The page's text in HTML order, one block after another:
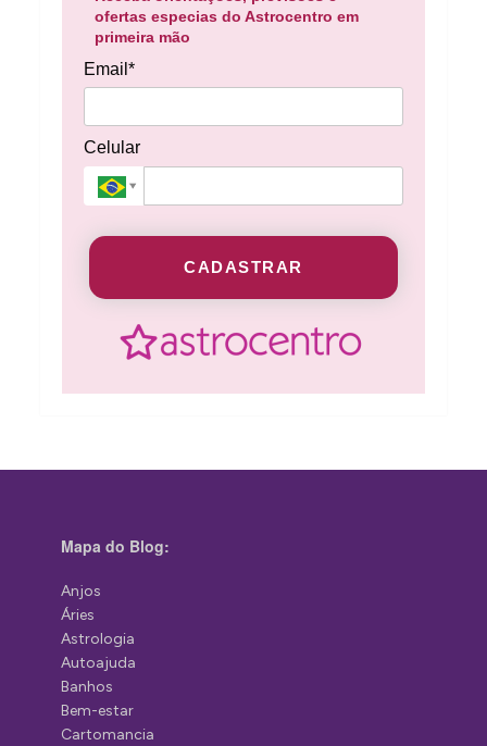
ofertas especias do Astrocentro em
primeira mão
Email*
Celular
CADASTRAR
Mapa do Blog:
Anjos
Áries
Astrologia
Autoajuda
Banhos
Bem-estar
Cartomancia